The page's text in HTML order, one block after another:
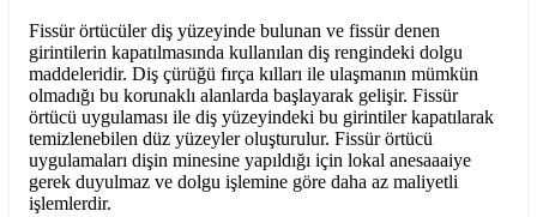
Fissür örtücüler diş yüzeyinde bulunan ve fissür denen
girintilerin kapatılmasında kullanılan diş rengindeki dolgu
maddeleridir. Diş çürüğü fırça kılları ile ulaşmanın mümkün
olmadığı bu korunaklı alanlarda başlayarak gelişir. Fissür
örtücü uygulaması ile diş yüzeyindeki bu girintiler kapatılarak
temizlenebilen düz yüzeyler oluşturulur. Fissür örtücü
uygulamaları dişin minesine yapıldığı için lokal anesaaaiye
gerek duyulmaz ve dolgu işlemine göre daha az maliyetli
işlemlerdir.